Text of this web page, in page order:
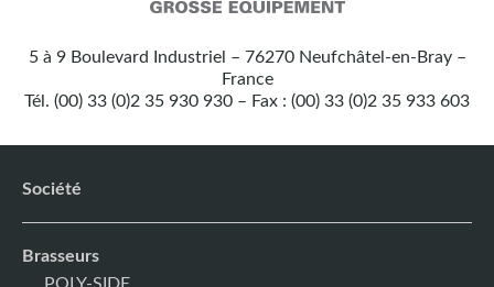
coordonnées
:
Equipement
5 à 9 Boulevard Industriel – 76270 Neufchâtel-en-Bray –
France
Tél. (00) 33 (0)2 35 930 930 – Fax : (00) 33 (0)2 35 933 603
Société
Brasseurs